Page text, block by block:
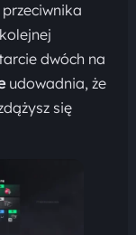
dwóch na
udowadnia, że
się